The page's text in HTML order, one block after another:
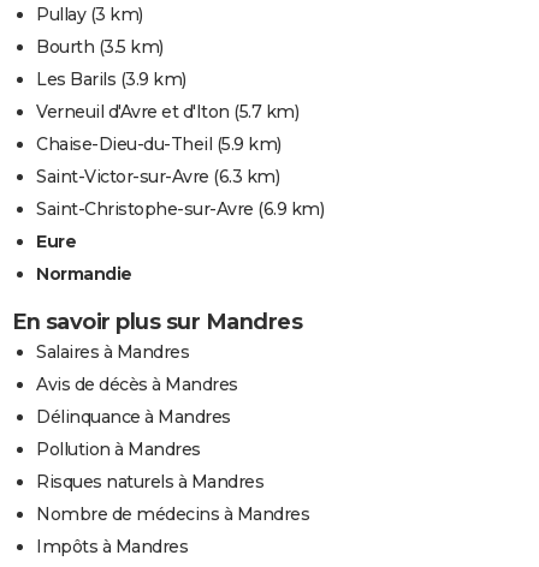
Pullay(3 km)
Bourth (3.5 km)
Les Barils (3.9 km)
Verneuil d'Avre et d'Iton (5.7 km)
Chaise-Dieu-du-Theil (5.9 km)
Saint-Victor-sur-Avre (6.3 km)
Saint-Christophe-sur-Avre (6.9 km)
Eure
Normandie
En savoir plus sur Mandres
Salaires à Mandres
Avis de décès à Mandres
Délinquance à Mandres
Pollution à Mandres
Risques naturels à Mandres
Nombre de médecins à Mandres
Impôts à Mandres